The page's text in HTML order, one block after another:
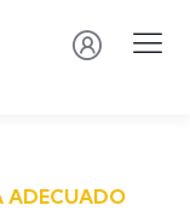
ADECUADO